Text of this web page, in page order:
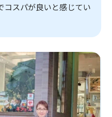
コスパが良いと感じてい